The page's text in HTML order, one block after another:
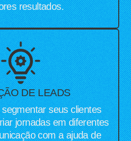
resultados.
DE LEADS
seus clientes
jornadas em diferentes
com a ajuda de